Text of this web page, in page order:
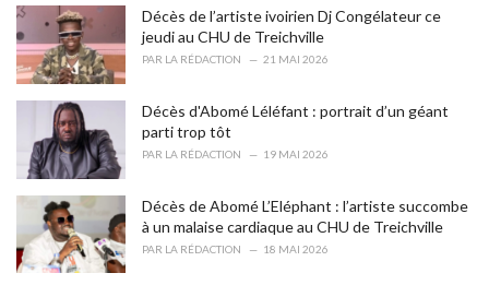
Décès de l’artiste ivoirien Dj Congélateur ce
jeudi au CHU de Treichville
PAR LA RÉDACTION 21 MAI 2026
Décès d'Abomé Léléfant : portrait d’un géant
parti trop tôt
PAR LA RÉDACTION 19 MAI 2026
Décès de Abomé L’Eléphant : l’artiste succombe
à un malaise cardiaque au CHU de Treichville
PAR LA RÉDACTION 18 MAI 2026